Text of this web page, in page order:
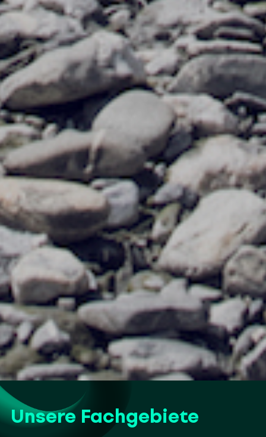
Unsere Fachgebiete